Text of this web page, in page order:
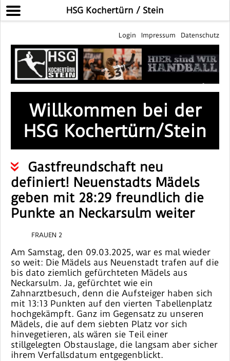
HSG Kochertürn / Stein
Login Impressum Datenschutz
Willkommen bei der
HSG Kochertürn/Stein
Gastfreundschaft neu
definiert! Neuenstadts Mädels
geben mit 28:29 freundlich die
Punkte an Neckarsulm weiter
FRAUEN 2
Am Samstag, den 09.03.2025, war es mal wieder
so weit: Die Mädels aus Neuenstadt trafen auf die
bis dato ziemlich gefürchteten Mädels aus
Neckarsulm. Ja, gefürchtet wie ein
Zahnarztbesuch, denn die Aufsteiger haben sich
mit 13:13 Punkten auf den vierten Tabellenplatz
hochgekämpft. Ganz im Gegensatz zu unseren
Mädels, die auf dem siebten Platz vor sich
hinvegetieren, als wären sie Teil einer
stillgelegten Obstauslage, die langsam aber sicher
ihrem Verfallsdatum entgegenblickt.